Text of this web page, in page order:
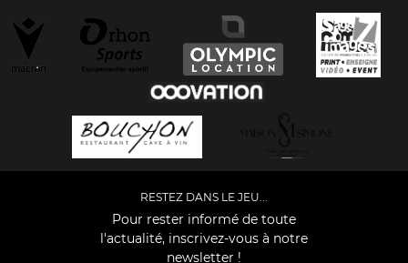
RESTEZ DANS LE JEU...
Pour rester informé de toute
l'actualité, inscrivez-vous à notre
newsletter !